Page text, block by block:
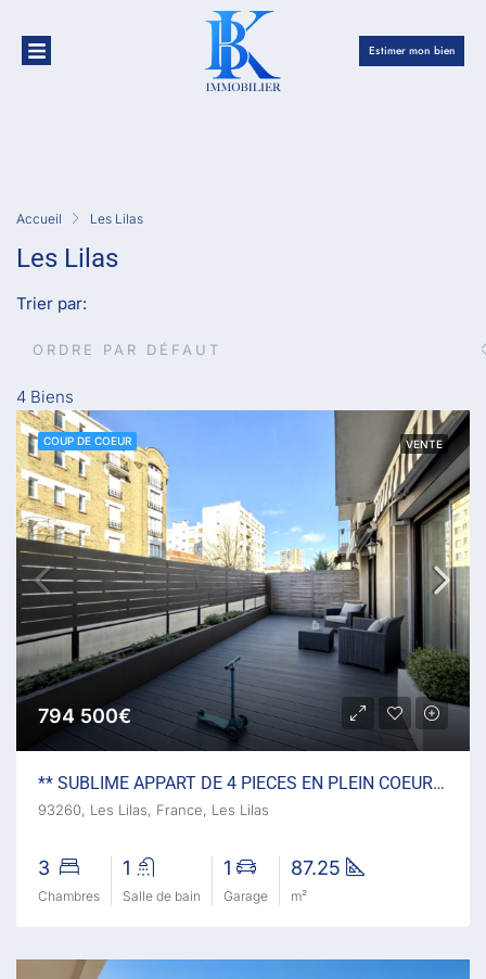
Estimer mon bien
Accueil Les Lilas
Les Lilas
4 Biens
Trier par:
ORDRE PAR DÉFAUT
COUP DE COEUR VENTE
794 500€
** SUBLIME APPART DE 4 PIECES EN PLEIN COEUR DES LILAS **
93260, Les Lilas, France, Les Lilas
3
Chambres
1
Salle de bain
1
Garage
87.25
m²